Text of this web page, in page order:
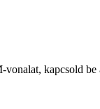
kapcsold